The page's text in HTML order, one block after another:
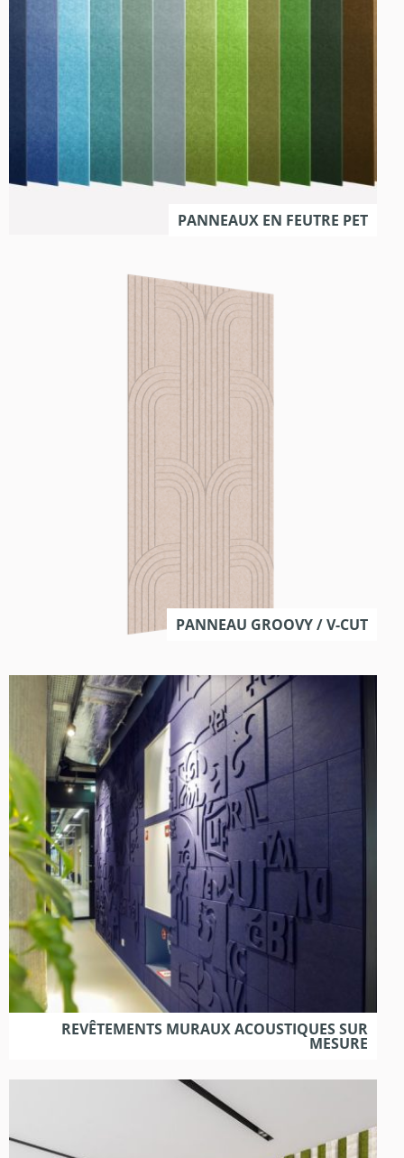
PANNEAUX EN FEUTRE PET
PANNEAU GROOVY / V-CUT
REVÊTEMENTS MURAUX ACOUSTIQUES SUR
MESURE